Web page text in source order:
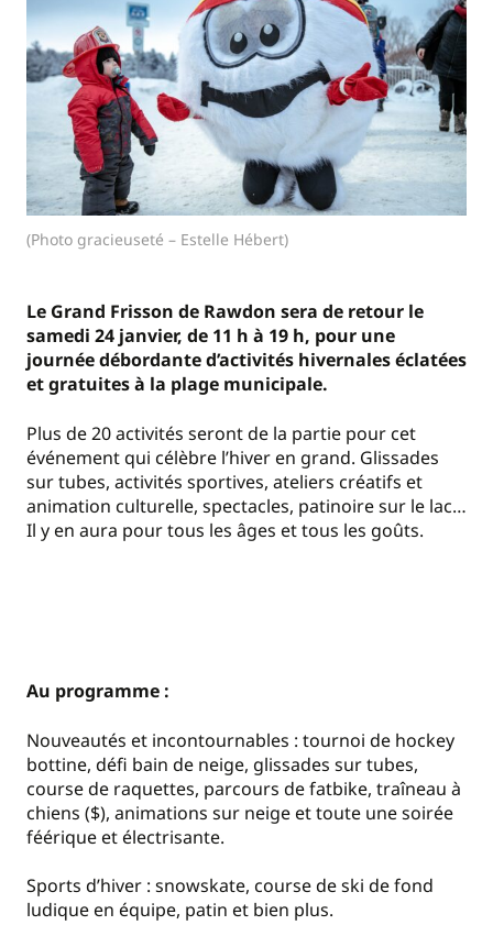
(Photo gracieuseté – Estelle Hébert)
Le Grand Frisson de Rawdon sera de retour le
samedi 24 janvier, de 11 h à 19 h, pour une
journée débordante d’activités hivernales éclatées
et gratuites à la plage municipale.
Plus de 20 activités seront de la partie pour cet
événement qui célèbre l’hiver en grand. Glissades
sur tubes, activités sportives, ateliers créatifs et
animation culturelle, spectacles, patinoire sur le lac…
Il y en aura pour tous les âges et tous les goûts.
Au programme :
Nouveautés et incontournables : tournoi de hockey
bottine, défi bain de neige, glissades sur tubes,
course de raquettes, parcours de fatbike, traîneau à
chiens ($), animations sur neige et toute une soirée
féérique et électrisante.
Sports d’hiver : snowskate, course de ski de fond
ludique en équipe, patin et bien plus.